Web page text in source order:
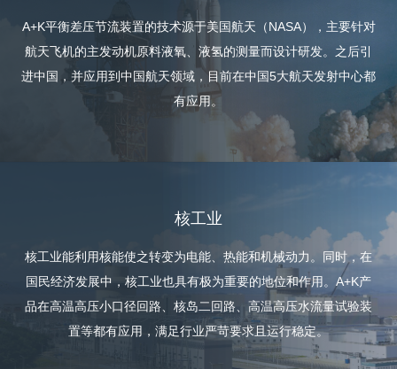
A+K平衡差压节流装置的技术源于美国航天（NASA），主要针对
航天飞机的主发动机原料液氧、液氢的测量而设计研发。之后引
进中国，并应用到中国航天领域，目前在中国5大航天发射中心都
有应用。
核工业
核工业能利用核能使之转变为电能、热能和机械动力。同时，在
国民经济发展中，核工业也具有极为重要的地位和作用。A+K产
品在高温高压小口径回路、核岛二回路、高温高压水流量试验装
置等都有应用，满足行业严苛要求且运行稳定。